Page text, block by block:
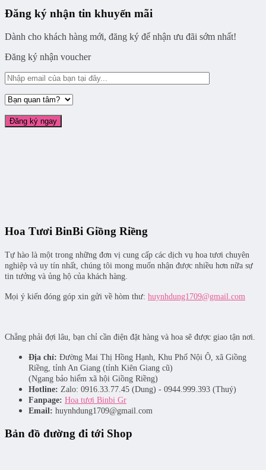
Đăng ký nhận tin khuyến mãi
Dành cho khách hàng mới, đăng ký để nhận ưu đãi sớm nhất!
Đăng ký nhận voucher
Hoa Tươi BinBi Giồng Riềng
Tự hào là một trong những đơn vị cung cấp các dịch vụ hoa tươi chuyên
nghiệp và uy tín nhất, chúng tôi mong muốn nhận được nhiều hơn nữa sự
tin tưởng và ủng hộ của khách hàng.
Mọi ý kiến đóng góp xin gửi về hòm thư: huynhdung1709@gmail.com
Chẳng phải đợi lâu, bạn chỉ cần điện đặt hàng và hoa sẽ được giao tận nơi.
Địa chỉ: Đường Mai Thị Hồng Hạnh, Khu Phố Nội Ô, xã Giồng
Riềng, tỉnh An Giang (tỉnh Kiên Giang cũ)
(Ngang bảo hiểm xã hội Giồng Riềng)
Hotline: Zalo: 0916.33.77.45 (Dung) - 0944.999.393 (Thuý)
Fanpage: Hoa tươi Binbi Gr
Email: huynhdung1709@gmail.com
Bản đồ đường đi tới Shop